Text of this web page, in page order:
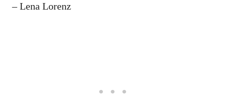
– Lena Lorenz